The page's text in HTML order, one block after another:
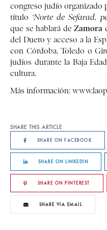
congreso judío organizado
título ‘Norte de Sefarad,
que se hablará de Zamora
del Duero y acceso a la
con Córdoba, Toledo o
judíos durante la Baja
cultura.
Más información:
SHARE THIS ARTICLE
SHARE ON FACEBOOK
SHARE ON LINKEDIN
SHARE ON PINTEREST
SHARE VIA EMAIL